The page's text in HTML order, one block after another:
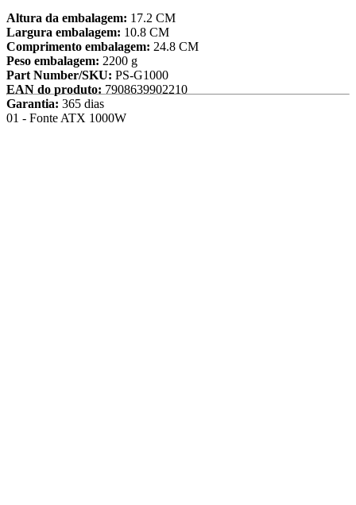
Altura da embalagem: 17.2 CM
Largura embalagem: 10.8 CM
Comprimento embalagem: 24.8 CM
Peso embalagem: 2200 g
Part Number/SKU: PS-G1000
EAN do produto: 7908639902210
Garantia: 365 dias
01 - Fonte ATX 1000W